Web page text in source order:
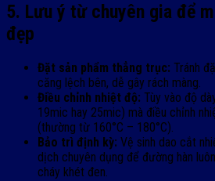
5. Lưu ý từ chuyên gia để
đẹp
Đặt sản phẩm thẳng trục: Tránh
căng lệch bên, dễ gây rách màng.
Điều chỉnh nhiệt độ: Tùy vào độ
19mic hay 25mic) mà điều chỉnh
(thường từ 160°C – 180°C).
Bảo trì định kỳ: Vệ sinh dao cắt
dịch chuyên dụng để đường hàn
cháy khét đen.